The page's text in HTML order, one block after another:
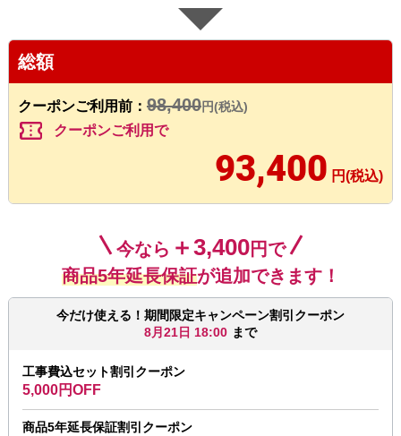
総額
クーポンご利用前： 98,400円(税込)
confirmation_number クーポンご利用で
93,400 円(税込)
今なら ＋3,400円で
商品5年延長保証が追加できます！
今だけ使える！期間限定キャンペーン割引クーポン
8月21日 18:00 まで
工事費込セット割引クーポン
5,000円OFF
商品5年延長保証割引クーポン